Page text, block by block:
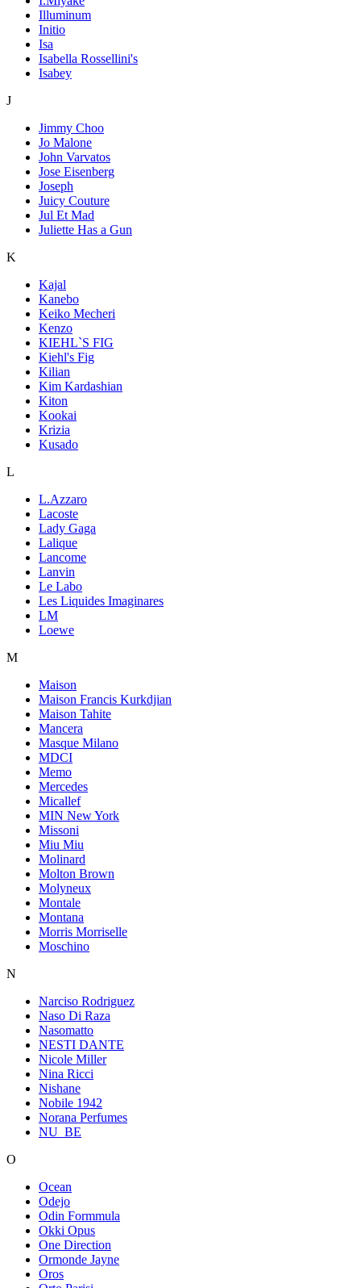
Illuminum
Initio
Isa
Isabella Rossellini's
Isabey
J
Jimmy Choo
Jo Malone
John Varvatos
Jose Eisenberg
Joseph
Juicy Couture
Jul Et Mad
Juliette Has a Gun
K
Kajal
Kanebo
Keiko Mecheri
Kenzo
KIEHL`S FIG
Kiehl's Fig
Kilian
Kim Kardashian
Kiton
Kookai
Krizia
Kusado
L
L.Azzaro
Lacoste
Lady Gaga
Lalique
Lancome
Lanvin
Le Labo
Les Liquides Imaginares
LM
Loewe
M
Maison
Maison Francis Kurkdjian
Maison Tahite
Mancera
Masque Milano
MDCI
Memo
Mercedes
Micallef
MIN New York
Missoni
Miu Miu
Molinard
Molton Brown
Molyneux
Montale
Montana
Morris Morriselle
Moschino
N
Narciso Rodriguez
Naso Di Raza
Nasomatto
NESTI DANTE
Nicole Miller
Nina Ricci
Nishane
Nobile 1942
Norana Perfumes
NU_BE
O
Ocean
Odejo
Odin Formmula
Okki Opus
One Direction
Ormonde Jayne
Oros